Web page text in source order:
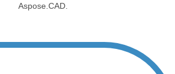
Aspose.CAD.